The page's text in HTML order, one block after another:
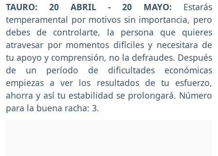
TAURO: 20 ABRIL - 20 MAYO: Estarás
temperamental por motivos sin importancia, pero
debes de controlarte, la persona que quieres
atravesar por momentos difíciles y necesitara de
tu apoyo y comprensión, no la defraudes. Después
de un período de dificultades económicas
empiezas a ver los resultados de tu esfuerzo,
ahorra y así tu estabilidad se prolongará. Número
para la buena racha: 3.